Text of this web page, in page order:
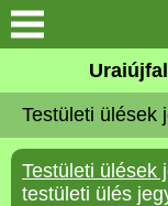
Köszöntő
Elérhetőségek
Uraiújfalu
Testületi ülések
Testületi ülések
testületi ülés